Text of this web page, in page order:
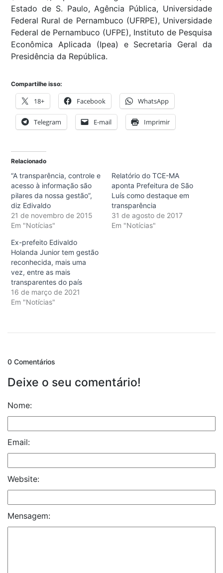
Estado de S. Paulo, Agência Pública, Universidade
Federal Rural de Pernambuco (UFRPE), Universidade
Federal de Pernambuco (UFPE), Instituto de Pesquisa
Econômica Aplicada (Ipea) e Secretaria Geral da
Presidência da República.
Compartilhe isso:
18+ Facebook WhatsApp
Telegram E-mail Imprimir
Relacionado
“A transparência, controle e
acesso à informação são
pilares da nossa gestão”,
diz Edivaldo
21 de novembro de 2015
Em "Notícias"
Relatório do TCE-MA
aponta Prefeitura de São
Luís como destaque em
transparência
31 de agosto de 2017
Em "Notícias"
Ex-prefeito Edivaldo
Holanda Junior tem gestão
reconhecida, mais uma
vez, entre as mais
transparentes do país
16 de março de 2021
Em "Notícias"
0 Comentários
Deixe o seu comentário!
Nome:
Email:
Website:
Mensagem: